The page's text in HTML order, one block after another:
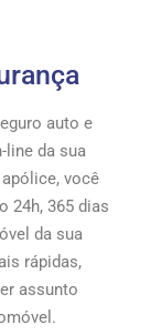
auto e
line da sua
você
24h, 365 dias
da sua
rápidas,
assunto